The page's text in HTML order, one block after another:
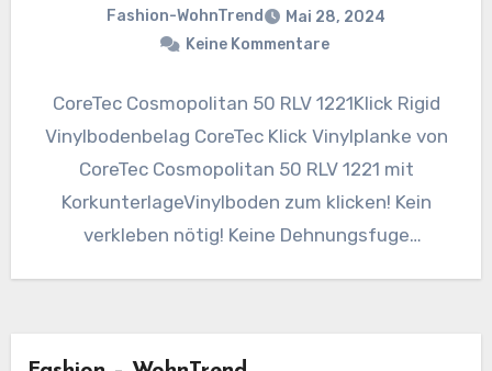
Fashion-WohnTrend
Mai 28, 2024
Keine Kommentare
CoreTec Cosmopolitan 50 RLV 1221Klick Rigid
Vinylbodenbelag CoreTec Klick Vinylplanke von
CoreTec Cosmopolitan 50 RLV 1221 mit
KorkunterlageVinylboden zum klicken! Kein
verkleben nötig! Keine Dehnungsfuge